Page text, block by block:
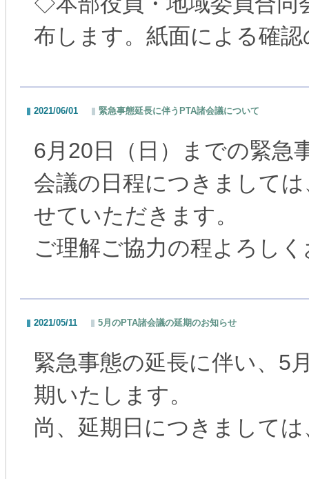
布します。紙面による確
2021/06/01 緊急事態延長に伴うPTA諸会議について
6月20日（日）までの緊急
会議の日程につきまして
せていただきます。
ご理解ご協力の程よろし
2021/05/11 5月のPTA諸会議の延期のお知らせ
緊急事態の延長に伴い、5
期いたします。
尚、延期日につきまして